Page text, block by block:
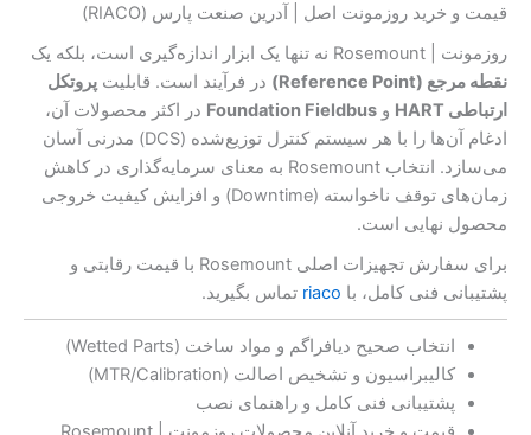
قیمت و خرید روزمونت اصل | آدرین صنعت پارس (RIACO)
روزمونت | Rosemount نه تنها یک ابزار اندازه‌گیری است، بلکه یک
نقطه مرجع (Reference Point)
در فرآیند است. قابلیت پروتکل
ارتباطی HART
و Foundation Fieldbus در اکثر محصولات آن،
ادغام آن‌ها را با هر سیستم کنترل توزیع‌شده (DCS) مدرنی آسان
می‌سازد. انتخاب Rosemount به معنای سرمایه‌گذاری در کاهش
زمان‌های توقف ناخواسته (Downtime) و افزایش کیفیت خروجی
محصول نهایی است.
برای سفارش تجهیزات اصلی Rosemount با قیمت رقابتی و
پشتیبانی فنی کامل، با riaco تماس بگیرید.
انتخاب صحیح دیافراگم و مواد ساخت (Wetted Parts)
کالیبراسیون و تشخیص اصالت (MTR/Calibration)
پشتیبانی فنی کامل و راهنمای نصب